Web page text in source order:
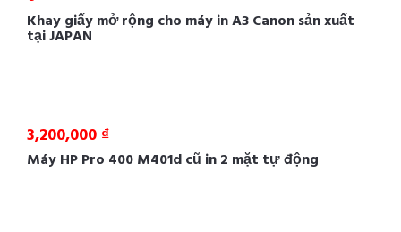
Khay giấy mở rộng cho máy in A3 Canon sản xuất
tại JAPAN
3,200,000 ₫
Máy HP Pro 400 M401d cũ in 2 mặt tự động